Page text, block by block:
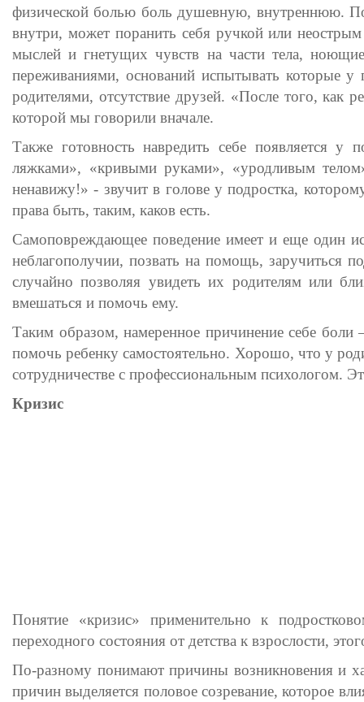
физической болью боль душевную, внутреннюю.
внутри, может поранить себя ручкой или
мыслей и гнетущих чувств на части тела,
переживаниями, оснований испытывать которые
родителями, отсутствие друзей. «После того, как
которой мы говорили вначале.
Также готовность навредить себе появляется у
ляжками», «кривыми руками», «уродливым
ненавижу!» - звучит в голове у подростка,
права быть, таким, каков есть.
Самоповреждающее поведение имеет и еще один
неблагополучии, позвать на помощь, заручиться
случайно позволяя увидеть их родителям или
вмешаться и помочь ему.
Таким образом, намеренное причинение себе
помочь ребенку самостоятельно. Хорошо, что у
сотрудничестве с профессиональным
Кризис
Понятие «кризис» применительно к
переходного состояния от детства к взрослости,
По-разному понимают причины возникновения и
причин выделяется половое созревание, которое